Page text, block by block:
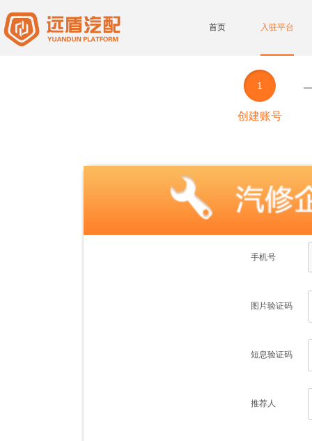
首页 入驻平台
1
创建账号
手机号
图片验证码
短息验证码
推荐人